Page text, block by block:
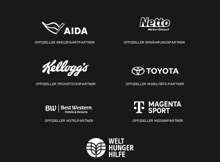
OFFIZIELLER KREUZFAHRTPARTNER OFFIZIELLER ERNÄHRUNGSPARTNER
OFFIZIELLER FRÜHSTÜCKSPARTNER OFFIZIELLER MOBILITÄTS-PARTNER
OFFIZIELLER HOTELPARTNER OFFIZIELLER MEDIENPARTNER